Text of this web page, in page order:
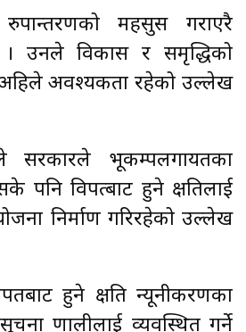
महसुस गराएरै
उनले विकास र समृद्धिको
अहिले अवश्यकता रहेको उल्लेख
सरकारले भूकम्पलगायतका
पनि विपत्बाट हुने क्षतिलाई
निर्माण गरिरहेको उल्लेख
हुने क्षति न्यूनीकरणका
प्रणालीलाई व्यवस्थित गर्ने